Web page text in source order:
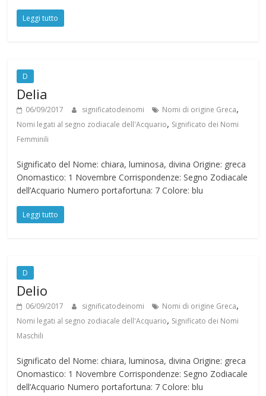
Leggi tutto
D
Delia
06/09/2017 significatodeinomi Nomi di origine Greca,
Nomi legati al segno zodiacale dell'Acquario, Significato dei Nomi
Femminili
Significato del Nome: chiara, luminosa, divina Origine: greca
Onomastico: 1 Novembre Corrispondenze: Segno Zodiacale
dell’Acquario Numero portafortuna: 7 Colore: blu
Leggi tutto
D
Delio
06/09/2017 significatodeinomi Nomi di origine Greca,
Nomi legati al segno zodiacale dell'Acquario, Significato dei Nomi
Maschili
Significato del Nome: chiara, luminosa, divina Origine: greca
Onomastico: 1 Novembre Corrispondenze: Segno Zodiacale
dell’Acquario Numero portafortuna: 7 Colore: blu